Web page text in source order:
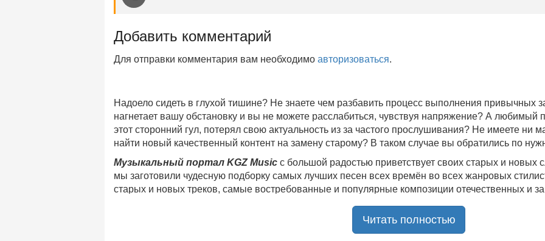
Добавить комментарий
Для отправки комментария вам необходимо авторизоваться.
Надоело сидеть в глухой тишине? Не знаете чем разбавить процесс выполнения
нагнетает вашу обстановку и вы не можете расслабиться, чувствуя напряжение? А любимый
этот сторонний гул, потерял свою актуальность из за частого прослушивания? Не имеете ни
найти новый качественный контент на замену старому? В таком случае вы обратились по
Музыкальный портал KGZ Music с большой радостью приветствует своих старых и новых
мы заготовили чудесную подборку самых лучших песен всех времён во всех жанровых
старых и новых треков, самые востребованные и популярные композиции отечественных и
Мы предоставляем вашему вниманию богатую коллекцию качественной музыки в
Самые свежие альбомы
и новые релизы этого
Читать полностью